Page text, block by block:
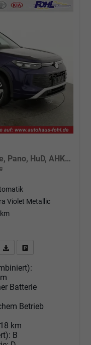
1.5 TSI eHybrid 150 kW Life Life, Pano, HuD, AHK, AreaView, Side, Navi, Winter, 5-J. Garantie
Violet Metallic
anfordern
Fahrzeugexpose (PDF)
Batterie
Betrieb
km
B